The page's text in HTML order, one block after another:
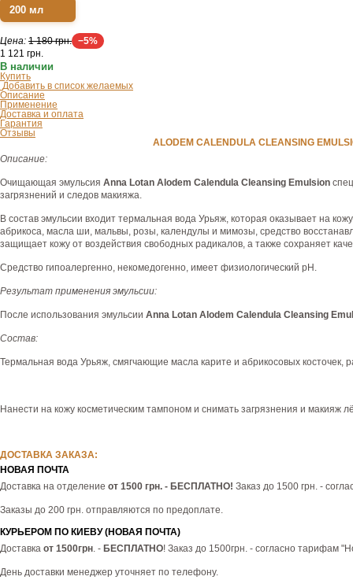
200 мл
Цена: 1 180 грн. −5%
1 121 грн.
В наличии
Купить
Добавить в список желаемых
Описание
Применение
Доставка и оплата
Гарантия
Отзывы
ALODEM CALENDULA CLEANSING
Описание:
Очищающая эмульсия Anna Lotan Alodem Calendula Cleansing Emulsion
загрязнений и следов макияжа.
В состав эмульсии входит термальная вода Урьяж, которая оказывает на
абрикоса, масла ши, мальвы, розы, календулы и мимозы, средство
защищает кожу от воздействия свободных радикалов, а также сохраняет
Средство гипоалергенно, некомедогенно, имеет физиологический рН.
Результат применения эмульсии:
После использования эмульсии Anna Lotan Alodem Calendula Cleansing
Состав:
Термальная вода Урьяж, смягчающие масла карите и абрикосовых косточек,
Нанести на кожу косметическим тампоном и снимать загрязнения и макияж
ДОСТАВКА ЗАКАЗА:
НОВАЯ ПОЧТА
Доставка на отделение от 1500 грн. - БЕСПЛАТНО! Заказ до 1500 грн. -
Заказы до 200 грн. отправляются по предоплате.
КУРЬЕРОМ ПО КИЕВУ (НОВАЯ ПОЧТА)
Доставка от 1500грн. - БЕСПЛАТНО! Заказ до 1500грн. - согласно тарифам
День доставки менеджер уточняет по телефону.